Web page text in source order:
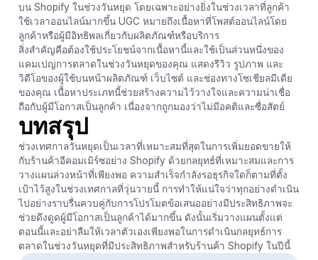
บน Shopify ในช่วงวันหยุด โดยเฉพาะอย่างยิ่งในช่วงเวลาที่ลูกค้า
ใช้เวลาออนไลน์มากขึ้น UGC หมายถึงเนื้อหาที่โพสต์ออนไลน์โดย
ลูกค้าหรือผู้มีอิทธิพลเกี่ยวกับผลิตภัณฑ์หรือบริการ
สิ่งสำคัญคือต้องใช้ประโยชน์จากเนื้อหานี้และใช้เป็นส่วนหนึ่งของ
แคมเปญการตลาดในช่วงวันหยุดของคุณ แสดงรีวิว รูปภาพ และ
วิดีโอของผู้ใช้บนหน้าผลิตภัณฑ์ เว็บไซต์ และช่องทางโซเชียลมีเดีย
ของคุณ เนื้อหาประเภทนี้ช่วยสร้างความไว้วางใจและความน่าเชื่อ
ถือกับผู้มีโอกาสเป็นลูกค้า เนื่องจากถูกมองว่าไม่มีอคติและซื่อสัตย์
บทสรุป
ช่วงเทศกาลวันหยุดเป็นเวลาที่เหมาะสมที่สุดในการเพิ่มยอดขายให้
กับร้านค้าอีคอมเมิร์ซอย่าง Shopify ด้วยกลยุทธ์ที่เหมาะสมและการ
วางแผนล่วงหน้าที่เพียงพอ ความสำเร็จกำลังรอธุรกิจใดก็ตามที่ตั้ง
เป้าไว้สูงในช่วงเทศกาลที่วุ่นวายนี้ การทำให้แน่ใจว่าทุกอย่างดำเนิน
ไปอย่างราบรื่นควบคู่กับการโปรโมตข้อเสนออย่างมีประสิทธิภาพจะ
ช่วยดึงดูดผู้มีโอกาสเป็นลูกค้าได้มากขึ้น ดังนั้นเริ่มวางแผนตั้งแต่
ตอนนี้และอย่าลืมให้เวลาตัวเองเพียงพอในการดำเนินกลยุทธ์การ
ตลาดในช่วงวันหยุดที่มีประสิทธิภาพสำหรับร้านค้า Shopify ในปีนี้